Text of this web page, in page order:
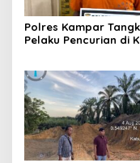
Polres Kampar
Pelaku Pencurian di